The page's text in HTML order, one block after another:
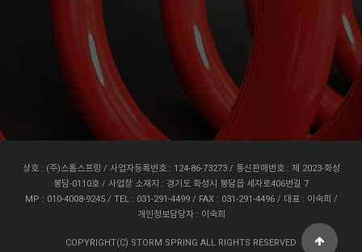
상호 : (주)스톰스프링 / 사업자등록번호 : 124-86-73273 / 통신판매번호 : 제 2023-화성
봉담-0110호 / 사업장 소재지 : 경기도 화성시 봉담읍 세자로406번길 7
MP : 010-4008-9245 / TEL : 031-291-4499 / FAX : 031-291-4496 / 대표 : 이숙희 /
개인정보담당자 : 이숙희
COPYRIGHT(C) STORM SPRING ALL RIGHTS RESERVED